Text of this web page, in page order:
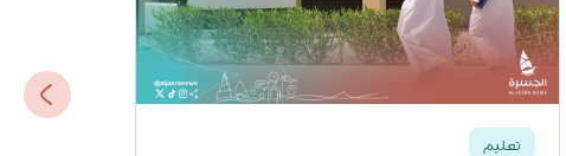
تعليم